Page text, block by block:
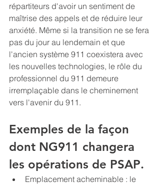
répartiteurs d'avoir un sentiment de
maîtrise des appels et de réduire leur
anxiété. Même si la transition ne se fera
pas du jour au lendemain et que
l'ancien système 911 coexistera avec
les nouvelles technologies, le rôle du
professionnel du 911 demeure
irremplaçable dans le cheminement
vers l'avenir du 911.
Exemples de la façon
dont NG911 changera
les opérations de PSAP.
Emplacement acheminable : le